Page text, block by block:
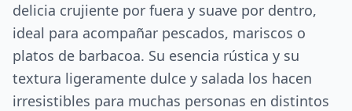
delicia crujiente por fuera y suave por dentro,
ideal para acompañar pescados, mariscos o
platos de barbacoa. Su esencia rústica y su
textura ligeramente dulce y salada los hacen
irresistibles para muchas personas en distintos